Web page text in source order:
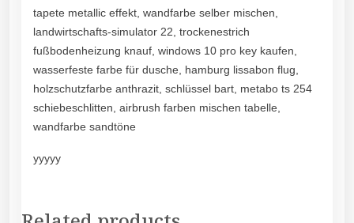
tapete metallic effekt, wandfarbe selber mischen,
landwirtschafts-simulator 22, trockenestrich
fußbodenheizung knauf, windows 10 pro key kaufen,
wasserfeste farbe für dusche, hamburg lissabon flug,
holzschutzfarbe anthrazit, schlüssel bart, metabo ts 254
schiebeschlitten, airbrush farben mischen tabelle,
wandfarbe sandtöne
yyyyy